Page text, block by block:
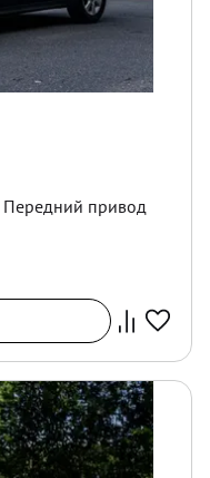
Передний привод